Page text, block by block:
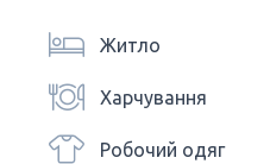
Житло
Харчування
Робочий одяг